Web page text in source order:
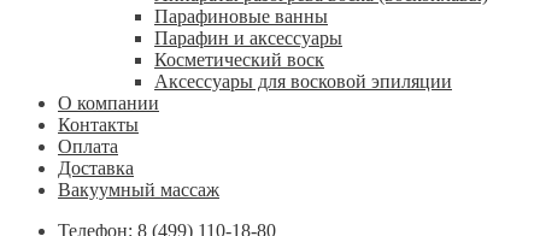
Парафиновые ванны
Парафин и аксессуары
Косметический воск
Аксессуары для восковой эпиляции
О компании
Контакты
Оплата
Доставка
Вакуумный массаж
Телефон: 8 (499) 110-18-80